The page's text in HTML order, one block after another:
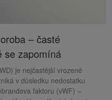
– časté
se zapomíná
je nejčastější vrozené
v důsledku nedostatku
faktoru (vWF) –